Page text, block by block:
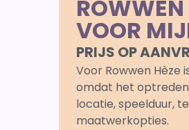
ROWWEN
VOOR
PRIJS OP
Voor Rowwen Hèze
omdat het
locatie, speelduur,
maatwerkopties.